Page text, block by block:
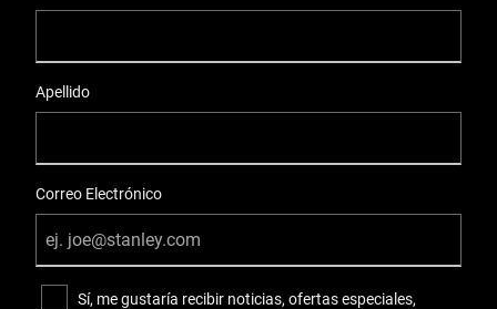
Apellido
Correo Electrónico
Sí, me gustaría recibir noticias, ofertas especiales,